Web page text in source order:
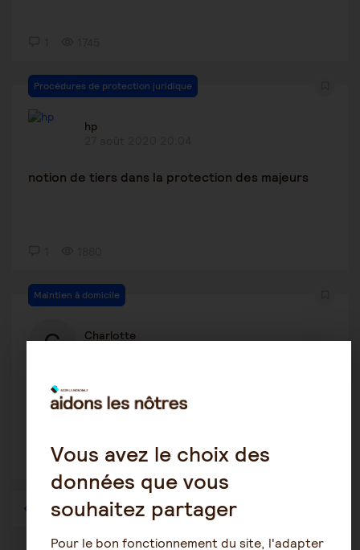
Procédures de protection juridique
hp
notion de tiers dans la protection des majeurs
Maintien à domicile
Charlotte
est ce que je pourais continuer à vivre à la
maison?
1580
1 … 41 42 43 44 45 46
Vous avez le choix des
données que vous
souhaitez partager
Pour le bon fonctionnement du site, l'adapter